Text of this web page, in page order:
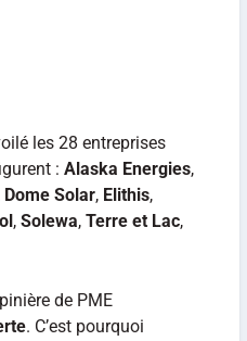
les 28 entreprises
: Alaska Energies,
Dome Solar, Elithis,
, Solewa, Terre et Lac,
de PME
. C’est pourquoi